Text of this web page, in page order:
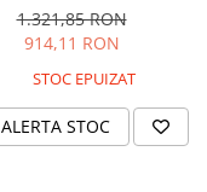
12V, galbena
1.321,85 RON
914,11 RON
STOC EPUIZAT
ALERTA STOC